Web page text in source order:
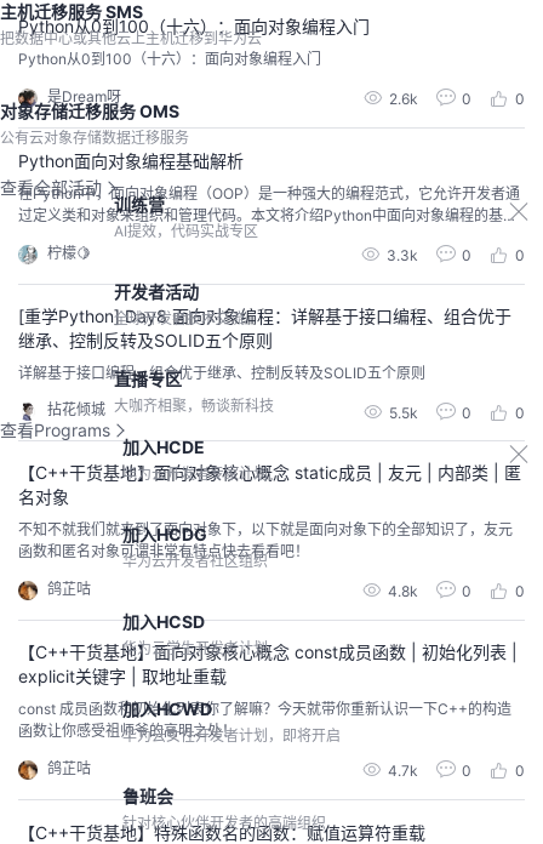
主机迁移服务 SMS
把数据中心或其他云上主机迁移到华为云
对象存储迁移服务 OMS
公有云对象存储数据迁移服务
查看全部活动
训练营
AI提效，代码实战专区
开发者活动
全球开发者技术交流
直播专区
大咖齐相聚，畅谈新科技
查看Programs
加入HCDE
华为云开发者专家计划
加入HCDG
华为云开发者社区组织
加入HCSD
华为云学生开发者计划
加入HCWD
华为云女性开发者计划，即将开启
鲁班会
针对核心伙伴开发者的高端组织
Python从0到100（十六）：面向对象编程入门
Python从0到100（十六）：面向对象编程入门
是Dream呀 2.6k 0 0
Python面向对象编程基础解析
在Python中，面向对象编程（OOP）是一种强大的编程范式，它允许开发者通
过定义类和对象来组织和管理代码。本文将介绍Python中面向对象编程的基础
概念，并通过代码实例进行解析。 1. 类和对象在Python中，类是对象的蓝图或
模板，它定义了对象的属性和方法。对象是类的实例，具有类定义的属性和行
为。# 定义一个简单的类class Person: def __init__(self, ...
柠檬🍋 3.3k 0 0
[重学Python] Day8 面向对象编程：详解基于接口编程、组合优于
继承、控制反转及SOLID五个原则
详解基于接口编程、组合优于继承、控制反转及SOLID五个原则
拈花倾城 5.5k 0 0
【C++干货基地】面向对象核心概念 static成员 | 友元 | 内部类 | 匿
名对象
不知不就我们就来到了面向对象下，以下就是面向对象下的全部知识了，友元
函数和匿名对象可谓非常有特点快去看看吧！
鸽芷咕 4.8k 0 0
【C++干货基地】面向对象核心概念 const成员函数 | 初始化列表 |
explicit关键字 | 取地址重载
const 成员函数和初始化列表你了解嘛？今天就带你重新认识一下C++的构造
函数让你感受祖师爷的高明之处！
鸽芷咕 4.7k 0 0
【C++干货基地】特殊函数名的函数：赋值运算符重载